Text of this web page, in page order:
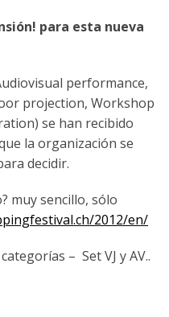
para esta nueva
performance,
projection, Workshop
se han recibido
la organización se
decidir.
muy sencillo, sólo
2012/en/
– Set VJ y AV..